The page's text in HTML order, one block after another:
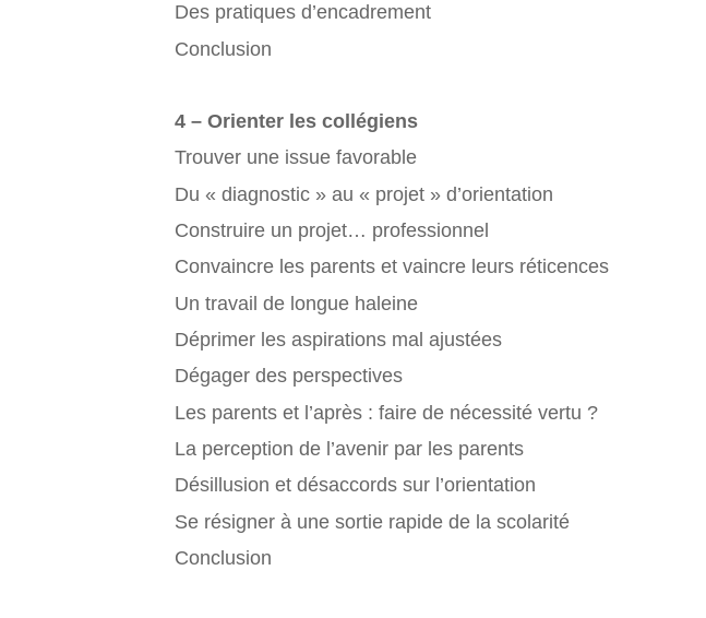
Des pratiques d’encadrement
Conclusion
4 – Orienter les collégiens
Trouver une issue favorable
Du « diagnostic » au « projet » d’orientation
Construire un projet… professionnel
Convaincre les parents et vaincre leurs réticences
Un travail de longue haleine
Déprimer les aspirations mal ajustées
Dégager des perspectives
Les parents et l’après : faire de nécessité vertu ?
La perception de l’avenir par les parents
Désillusion et désaccords sur l’orientation
Se résigner à une sortie rapide de la scolarité
Conclusion